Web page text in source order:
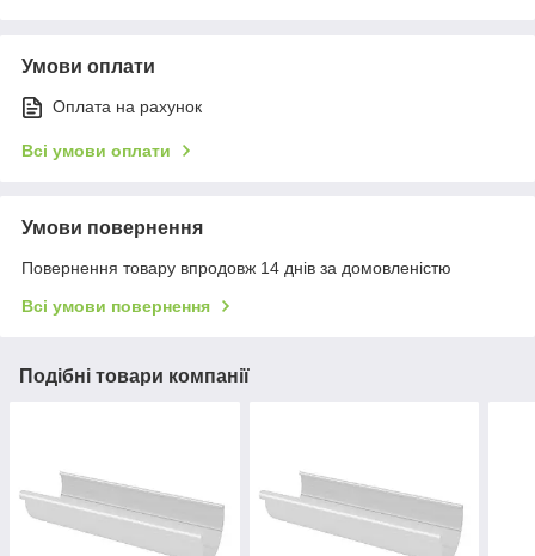
Умови оплати
Оплата на рахунок
Всі умови оплати
Умови повернення
Повернення товару впродовж 14 днів за домовленістю
Всі умови повернення
Подібні товари компанії